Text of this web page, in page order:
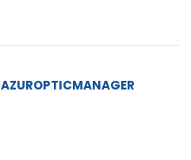
AZUROPTICMANAGER